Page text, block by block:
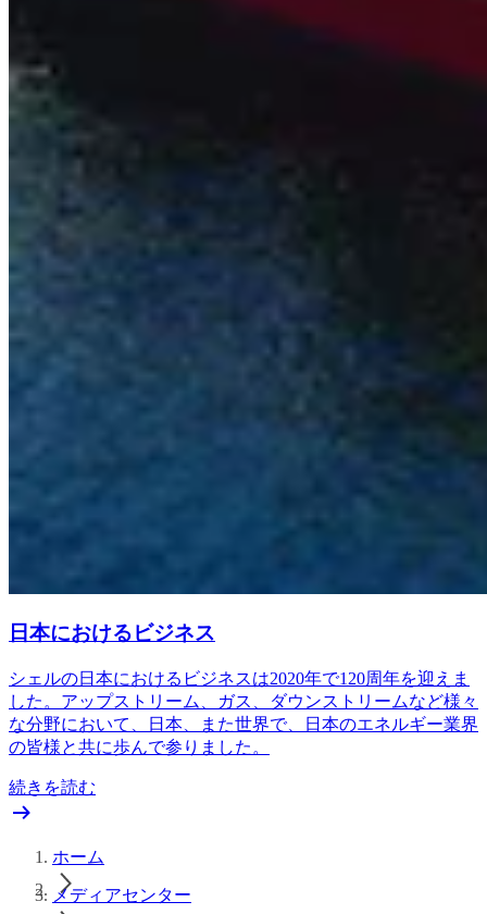
日本におけるビジネス
シェルの日本におけるビジネスは2020年で120周年を迎えま
した。アップストリーム、ガス、ダウンストリームなど様々
な分野において、日本、また世界で、日本のエネルギー業界
の皆様と共に歩んで参りました。
続きを読む
ホーム
メディアセンター